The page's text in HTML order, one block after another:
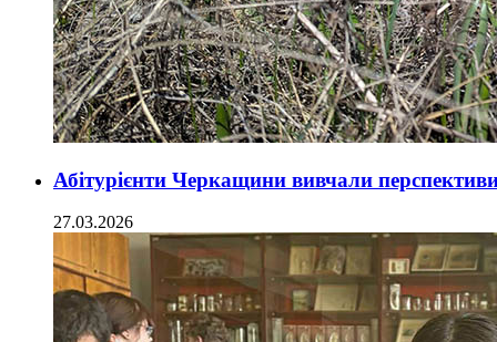
Абітурієнти Черкащини вивчали
27.03.2026